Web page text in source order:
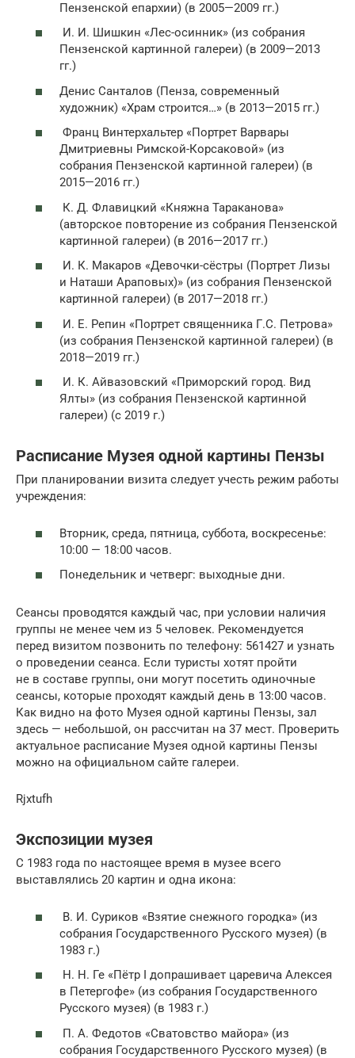
Пензенской епархии) (в 2005—2009 гг.)
И. И. Шишкин «Лес-осинник» (из собрания
Пензенской картинной галереи) (в 2009—2013
гг.)
Денис Санталов (Пенза, современный
художник) «Храм строится…» (в 2013—2015 гг.)
Франц Винтерхальтер «Портрет Варвары
Дмитриевны Римской-Корсаковой» (из
собрания Пензенской картинной галереи) (в
2015—2016 гг.)
К. Д. Флавицкий «Княжна Тараканова»
(авторское повторение из собрания Пензенской
картинной галереи) (в 2016—2017 гг.)
И. К. Макаров «Девочки-сёстры (Портрет Лизы
и Наташи Араповых)» (из собрания Пензенской
картинной галереи) (в 2017—2018 гг.)
И. Е. Репин «Портрет священника Г.С. Петрова»
(из собрания Пензенской картинной галереи) (в
2018—2019 гг.)
И. К. Айвазовский «Приморский город. Вид
Ялты» (из собрания Пензенской картинной
галереи) (с 2019 г.)
Расписание Музея одной картины Пензы
При планировании визита следует учесть режим работы
учреждения:
Вторник, среда, пятница, суббота, воскресенье:
10:00 — 18:00 часов.
Понедельник и четверг: выходные дни.
Сеансы проводятся каждый час, при условии наличия
группы не менее чем из 5 человек. Рекомендуется
перед визитом позвонить по телефону: 561427 и узнать
о проведении сеанса. Если туристы хотят пройти
не в составе группы, они могут посетить одиночные
сеансы, которые проходят каждый день в 13:00 часов.
Как видно на фото Музея одной картины Пензы, зал
здесь — небольшой, он рассчитан на 37 мест. Проверить
актуальное расписание Музея одной картины Пензы
можно на официальном сайте галереи.
Rjxtufh
Экспозиции музея
С 1983 года по настоящее время в музее всего
выставлялись 20 картин и одна икона:
В. И. Суриков «Взятие снежного городка» (из
собрания Государственного Русского музея) (в
1983 г.)
Н. Н. Ге «Пётр I допрашивает царевича Алексея
в Петергофе» (из собрания Государственного
Русского музея) (в 1983 г.)
П. А. Федотов «Сватовство майора» (из
собрания Государственного Русского музея) (в